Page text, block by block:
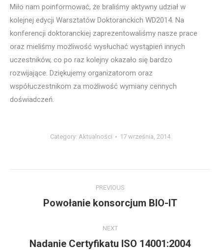
Miło nam poinformować, że braliśmy aktywny udział w
kolejnej edycji Warsztatów Doktoranckich WD2014. Na
konferencji doktoranckiej zaprezentowaliśmy nasze prace
oraz mieliśmy możliwość wysłuchać wystąpień innych
uczestników, co po raz kolejny okazało się bardzo
rozwijające. Dziękujemy organizatorom oraz
współuczestnikom za możliwość wymiany cennych
doświadczeń.
Category: Aktualności 17 września, 2014
navigation
PREVIOUS
Previous
Powołanie konsorcjum BIO-IT
NEXT
Next
Nadanie Certyfikatu ISO 14001:2004